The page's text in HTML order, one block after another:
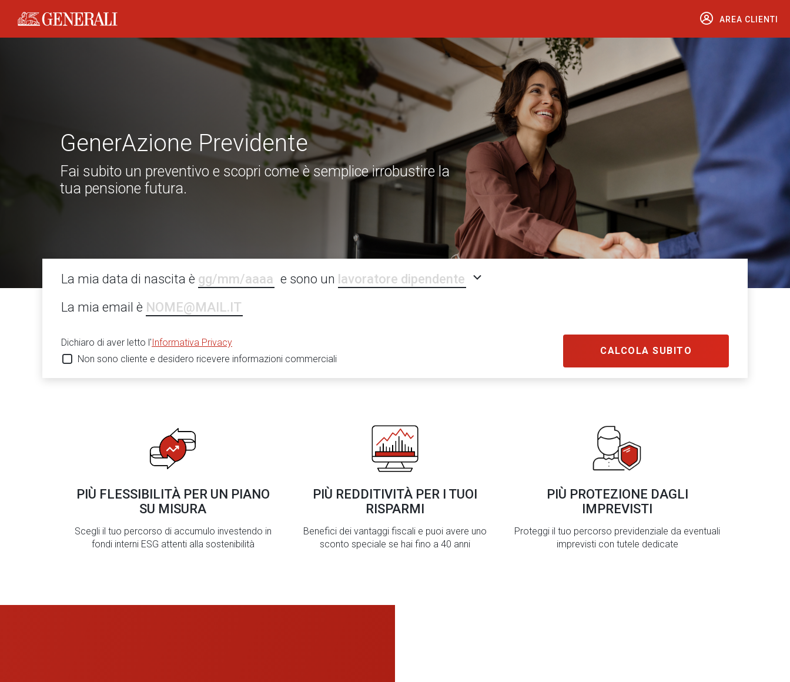
Generali logo AREA CLIENTI
GenerAzione Previdente
Fai subito un preventivo e scopri come è semplice irrobustire la
tua pensione futura.
La mia data di nascita è e sono un
La mia email è
Dichiaro di aver letto l'Informativa Privacy
Non sono cliente e desidero ricevere informazioni commerciali
CALCOLA SUBITO
PIÙ FLESSIBILITÀ PER UN PIANO
SU MISURA
Scegli il tuo percorso di accumulo investendo in
fondi interni ESG attenti alla sostenibilità
PIÙ REDDITIVITÀ PER I TUOI
RISPARMI
Benefici dei vantaggi fiscali e puoi avere uno
sconto speciale se hai fino a 40 anni
PIÙ PROTEZIONE DAGLI
IMPREVISTI
Proteggi il tuo percorso previdenziale da eventuali
imprevisti con tutele dedicate